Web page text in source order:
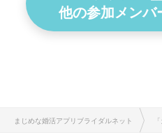
他の参加メンバ
まじめな婚活アプリブライダルネット